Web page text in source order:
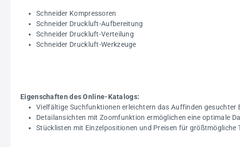
Schneider Kompressoren
Schneider Druckluft-Aufbereitung
Schneider Druckluft-Verteilung
Schneider Druckluft-Werkzeuge
Eigenschaften des Online-Katalogs:
Vielfältige Suchfunktionen erleichtern das Auffinden gesuchter
Detailansichten mit Zoomfunktion ermöglichen eine optimale
Stücklisten mit Einzelpositionen und Preisen für größtmögliche